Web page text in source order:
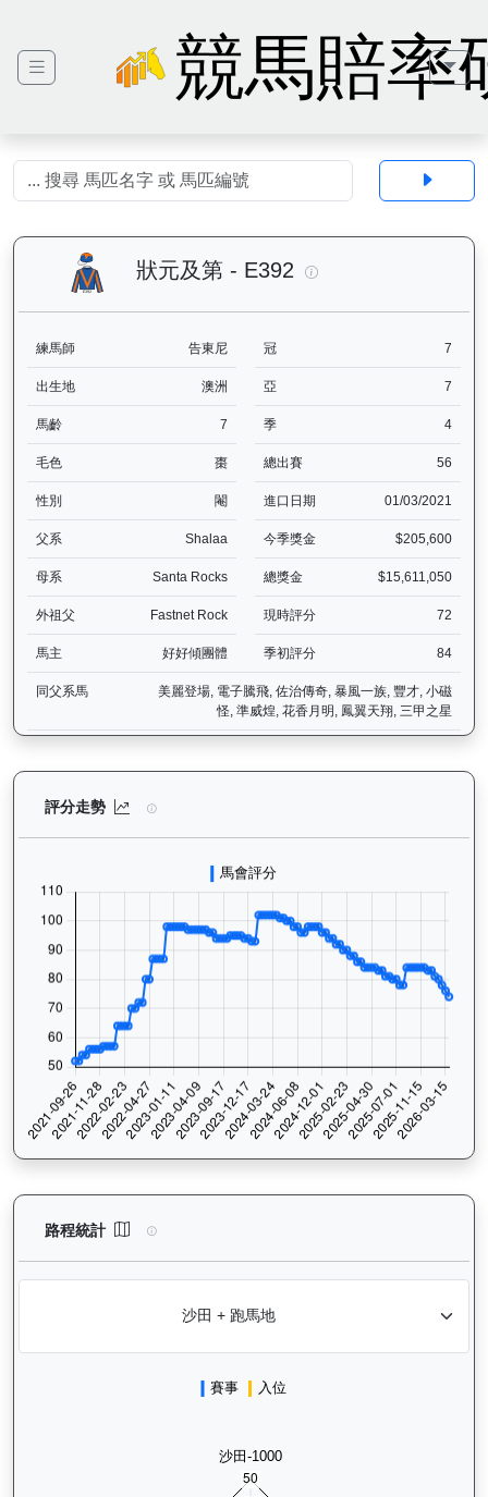
競馬賠率
狀元及第 - E392
練馬師 告東尼 冠 7
出生地 澳洲 亞 7
馬齡 7 季 4
毛色 棗 總出賽 56
性別 閹 進口日期 01/03/2021
父系 Shalaa 今季獎金 $205,600
母系 Santa Rocks 總獎金 $15,611,050
外祖父 Fastnet Rock 現時評分 72
馬主 好好傾團體 季初評分 84
同父系馬
美麗登場, 電子騰飛, 佐治傳奇, 暴風一族, 豐才, 小磁
怪, 準威煌, 花香月明, 鳳翼天翔, 三甲之星
評分走勢 狀元及第（E392）— 評分走勢圖表：追蹤香
路程統計 狀元及第（E392）— 路程統計分析：查看香港